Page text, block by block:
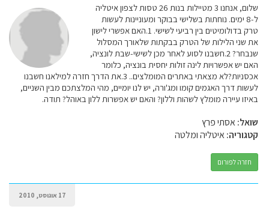
שלום, אנחנו 3 מטיילות בנות 26 טסות לצפון איטליה
ל-8 ימים. נוחתות בשלישי בבוקר ומעוניינות לעשות
טרק בדולומיטים בין רביעי לשישי. 1.האם אפשרי לישון
את שני הלילות של הטרק בבקתות שלאורך המסלול
שנבחר? 2.חשבנו לסוע לאחר מכן לשישי-שבת לונציה,
האם יש אפשרויות לינה זולות יחסית בונציה, כלומר
אכסניות?לא מצאתי באתרים המומלצים.. 3.את הדרך חזרה למילאנו חשבנו
לעשות דרך האגמים קומו ומג'ורה, יש לנו יומיים, מהי המלצתכם מבין השניים,
באיזו עיירה מומלץ לשהות וללון? והאם יש אפשרות ללון באוהל? תודה.
שואל:אסתי פרץ
קטגוריה:איטליה ומלטה
חזרה לפורום
17 אוגוסט, 2010